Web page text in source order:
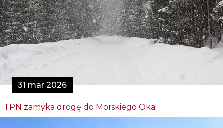
31 mar 2026
TPN zamyka drogę do Morskiego Oka!